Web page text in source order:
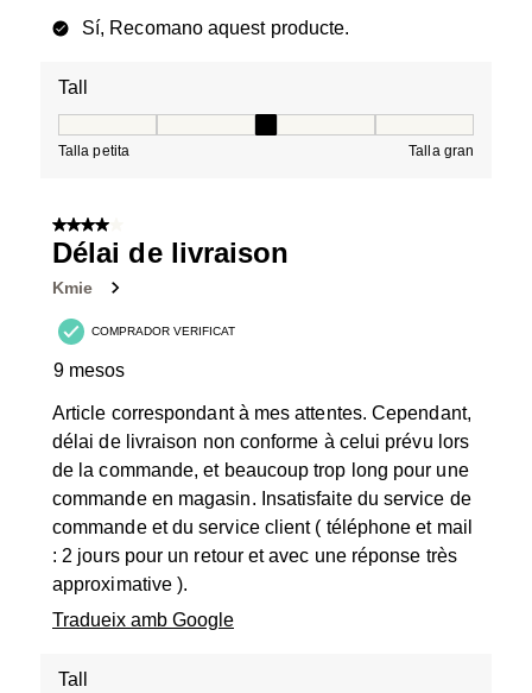
Sí, Recomano aquest producte.
Tall
Talla petita Talla gran
4 de 5 estrelles.
Délai de livraison
Kmie
COMPRADOR VERIFICAT
9 mesos
Article correspondant à mes attentes. Cependant,
délai de livraison non conforme à celui prévu lors
de la commande, et beaucoup trop long pour une
commande en magasin. Insatisfaite du service de
commande et du service client ( téléphone et mail
: 2 jours pour un retour et avec une réponse très
approximative ).
Tradueix amb Google
Tall